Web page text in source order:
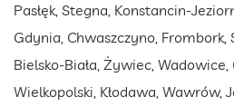
Pasłęk, Stegna, Konstancin-
Gdynia, Chwaszczyno,
Bielsko-Biała, Żywiec,
Wielkopolski, Kłodawa, Wawrów,